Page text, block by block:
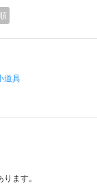
道具
ます。